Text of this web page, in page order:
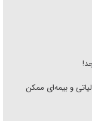
و بیمه‌ای ممکن